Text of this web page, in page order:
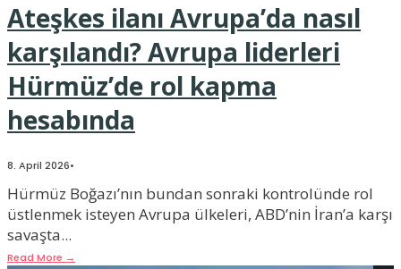
Ateşkes ilanı Avrupa’da nasıl
karşılandı? Avrupa liderleri
Hürmüz’de rol kapma
hesabında
8. April 2026•
Hürmüz Boğazı’nın bundan sonraki kontrolünde rol
üstlenmek isteyen Avrupa ülkeleri, ABD’nin İran’a karşı
savaşta...
Read More →